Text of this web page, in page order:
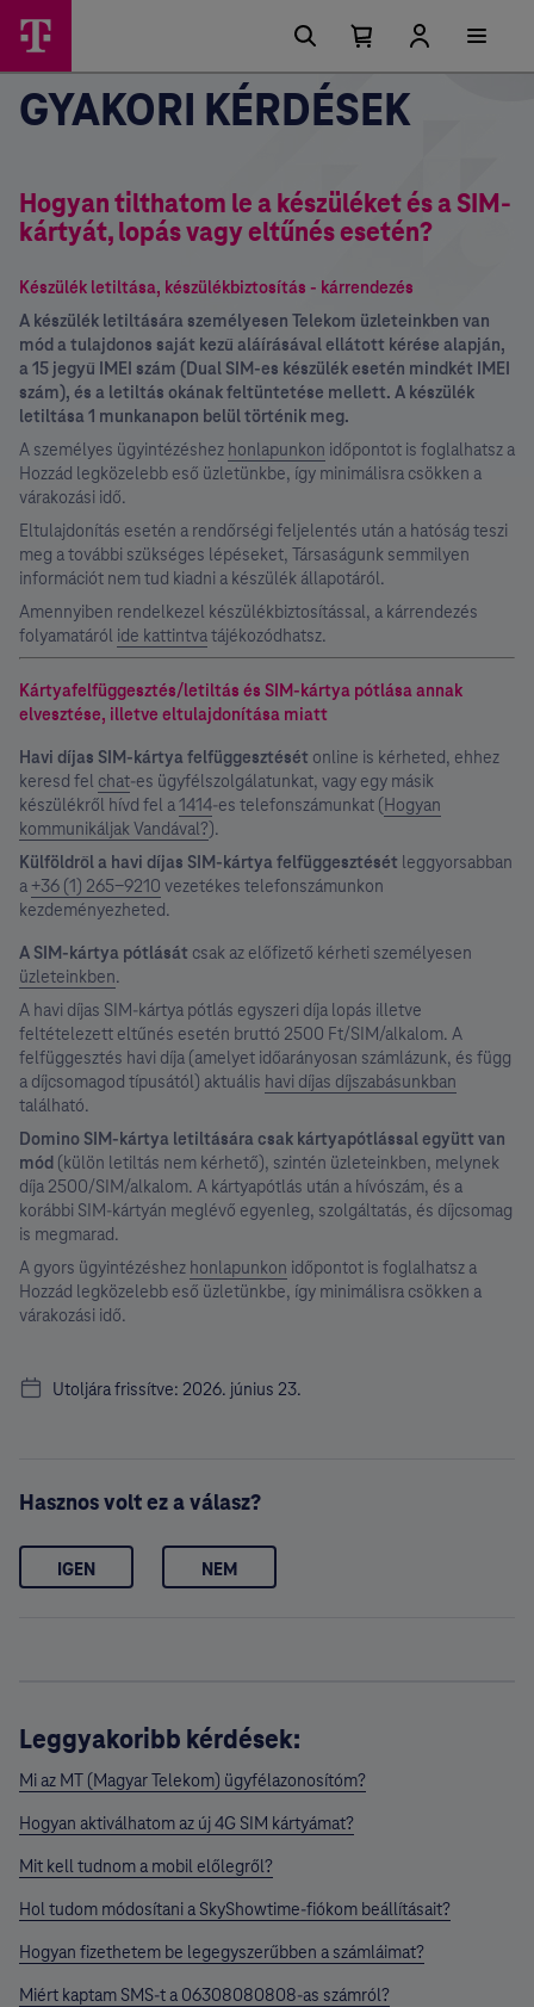
lehetőségek
Kosárban
található
elemek
száma
Kosár
GYAKORI KÉRDÉSEK
Hogyan tilthatom le a készüléket és a SIM-
kártyát, lopás vagy eltűnés esetén?
Készülék letiltása, készülékbiztosítás - kárrendezés
A készülék letiltására személyesen Telekom üzleteinkben van
mód a tulajdonos saját kezű aláírásával ellátott kérése alapján,
a 15 jegyű IMEI szám (Dual SIM-es készülék esetén mindkét IMEI
szám), és a letiltás okának feltüntetése mellett. A készülék
letiltása 1 munkanapon belül történik meg.
A személyes ügyintézéshez honlapunkon időpontot is foglalhatsz a
Hozzád legközelebb eső üzletünkbe, így minimálisra csökken a
várakozási idő.
Eltulajdonítás esetén a rendőrségi feljelentés után a hatóság teszi
meg a további szükséges lépéseket, Társaságunk semmilyen
információt nem tud kiadni a készülék állapotáról.
Amennyiben rendelkezel készülékbiztosítással, a kárrendezés
folyamatáról ide kattintvatájékozódhatsz.
Kártyafelfüggesztés/letiltás és SIM-kártya pótlása annak
elvesztése, illetve eltulajdonítása miatt
Havi díjas SIM-kártya felfüggesztését online is kérheted, ehhez
keresd fel chat-es ügyfélszolgálatunkat, vagy egy másik
készülékről hívd fel a1414-es telefonszámunkat (Hogyan
kommunikáljak Vandával?).
Külföldről a havi díjas SIM-kártya felfüggesztését leggyorsabban
a+36 (1) 265-9210 vezetékes telefonszámunkon
kezdeményezheted.
A SIM-kártya pótlását csak az előfizető kérheti személyesen
üzleteinkben.
A havi díjas SIM-kártya pótlás egyszeri díja lopás illetve
feltételezett eltűnés esetén bruttó 2500 Ft/SIM/alkalom. A
felfüggesztés havi díja (amelyet időarányosan számlázunk, és függ
a díjcsomagod típusától) aktuális havi díjas díjszabásunkban
található.
Domino SIM-kártya letiltására csak kártyapótlással együtt van
mód (külön letiltás nem kérhető), szintén üzleteinkben, melynek
díja 2500/SIM/alkalom. A kártyapótlás után a hívószám, és a
korábbi SIM-kártyán meglévő egyenleg, szolgáltatás, és díjcsomag
is megmarad.
A gyors ügyintézéshez honlapunkon időpontot is foglalhatsz a
Hozzád legközelebb eső üzletünkbe, így minimálisra csökken a
várakozási idő.
Utoljára frissítve: 2026. június 23.
Hasznos volt ez a válasz?
IGEN NEM
Leggyakoribb kérdések:
Mi az MT (Magyar Telekom) ügyfélazonosítóm?
Hogyan aktiválhatom az új 4G SIM kártyámat?
Mit kell tudnom a mobil előlegről?
Hol tudom módosítani a SkyShowtime-fiókom beállításait?
Hogyan fizethetem be legegyszerűbben a számláimat?
Miért kaptam SMS-t a 06308080808-as számról?